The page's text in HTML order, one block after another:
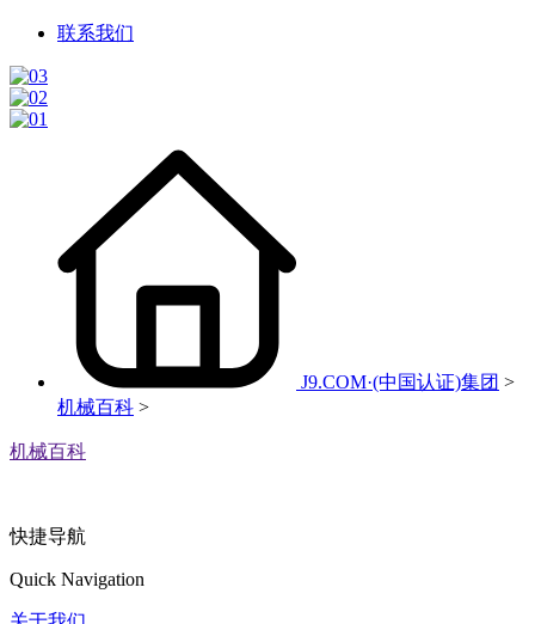
联系我们
J9.COM·(中国认证)集团 >
机械百科 >
机械百科
快捷导航
Quick Navigation